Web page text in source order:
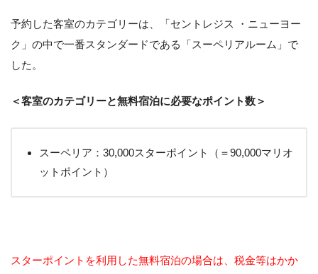
予約した客室のカテゴリーは、「セントレジス ・ニューヨー
ク」の中で一番スタンダードである「スーペリアルーム」で
した。
＜客室のカテゴリーと無料宿泊に必要なポイント数＞
スーペリア：30,000スターポイント（＝90,000マリオ
ットポイント）
スターポイントを利用した無料宿泊の場合は、税金等はかか